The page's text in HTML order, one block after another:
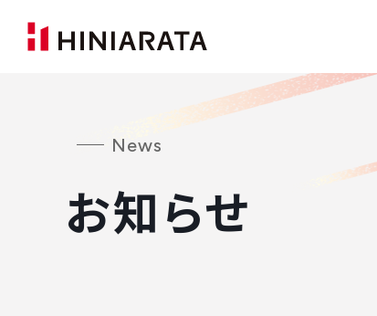
News
お知らせ